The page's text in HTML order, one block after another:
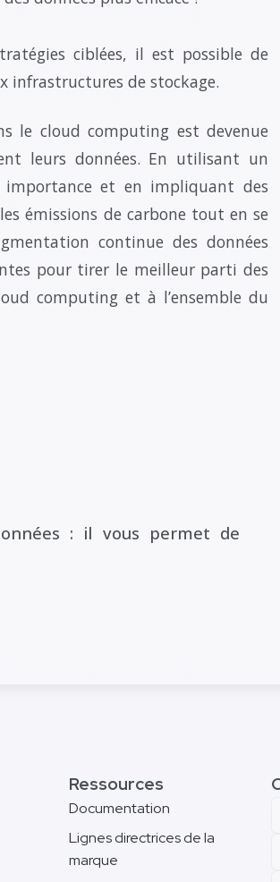
ciblées, il est possible de
infrastructures de stockage.
le cloud computing est devenue
leurs données. En utilisant un
importance et en impliquant des
émissions de carbone tout en se
continue des données
pour tirer le meilleur parti des
computing et à l’ensemble du
: il vous permet de
Ressources
Documentation
Lignes directrices de la
marque